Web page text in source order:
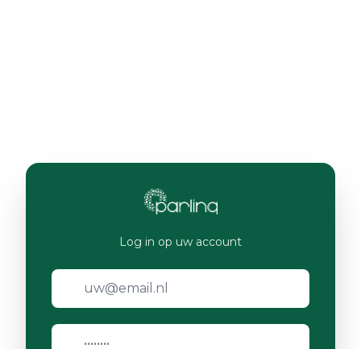
Log in op uw account